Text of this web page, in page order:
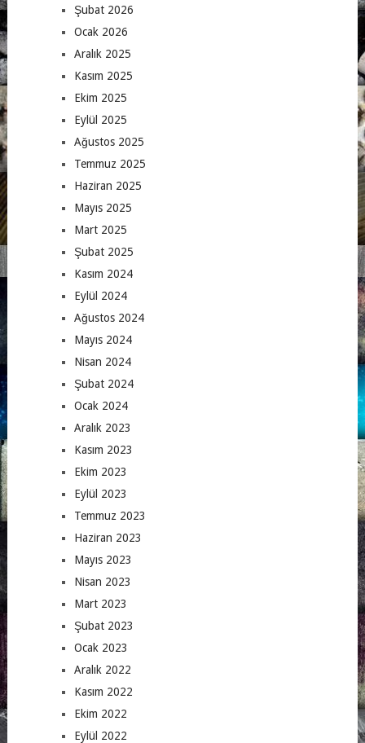
Şubat 2026
Ocak 2026
Aralık 2025
Kasım 2025
Ekim 2025
Eylül 2025
Ağustos 2025
Temmuz 2025
Haziran 2025
Mayıs 2025
Mart 2025
Şubat 2025
Kasım 2024
Eylül 2024
Ağustos 2024
Mayıs 2024
Nisan 2024
Şubat 2024
Ocak 2024
Aralık 2023
Kasım 2023
Ekim 2023
Eylül 2023
Temmuz 2023
Haziran 2023
Mayıs 2023
Nisan 2023
Mart 2023
Şubat 2023
Ocak 2023
Aralık 2022
Kasım 2022
Ekim 2022
Eylül 2022